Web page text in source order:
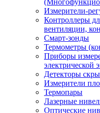
Измерители-
Контроллеры
вентиляции,
Смарт-зонды
Термометры
Приборы
Детекторы
Измерители
Термопары
Лазерные
Оптические